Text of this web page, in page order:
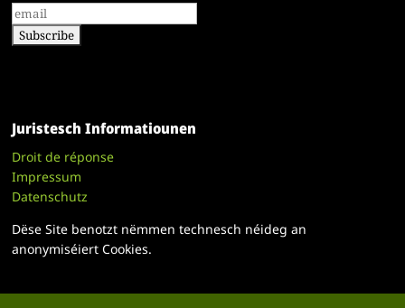
Juristesch Informatiounen
Droit de réponse
Impressum
Datenschutz
Dëse Site benotzt nëmmen technesch néideg an
anonymiséiert Cookies.